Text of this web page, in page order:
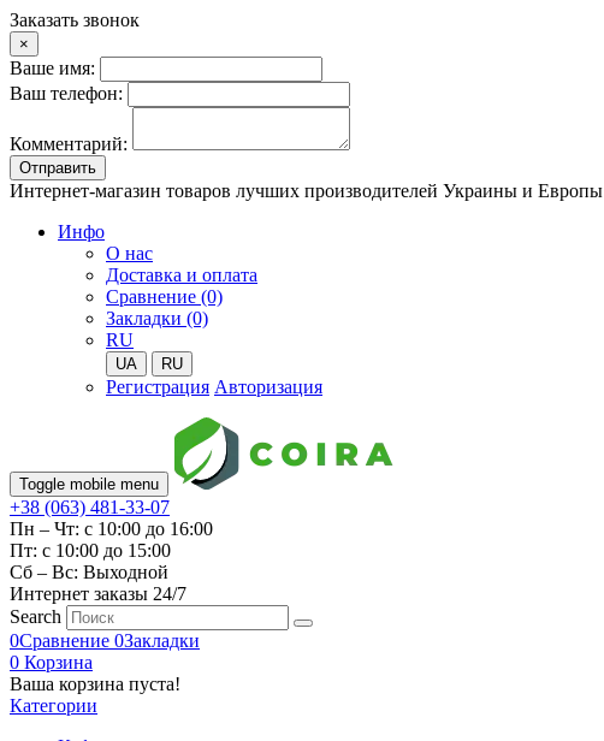
Заказать звонок
×
Ваше имя:
Ваш телефон:
Комментарий:
Отправить
Интернет-магазин товаров лучших производителей Украины и Европы
Инфо
О нас
Доставка и оплата
Сравнение (0)
Закладки (0)
RU
UA RU
Регистрация Авторизация
Toggle mobile menu
+38 (063) 481-33-07
Пн – Чт: с 10:00 до 16:00
Пт: с 10:00 до 15:00
Сб – Вс: Выходной
Интернет заказы 24/7
Search
0Сравнение 0Закладки
0 Корзина
Ваша корзина пуста!
Категории